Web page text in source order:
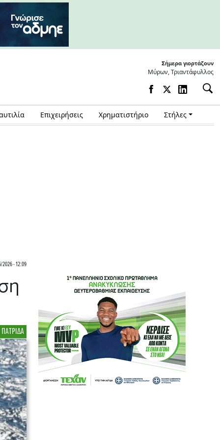
Σήμερα γιορτάζουν
Μύρων, Τριαντάφυλλος
Επιχειρήσεις Χρηματιστήριο Στήλες
2026 - 12:09